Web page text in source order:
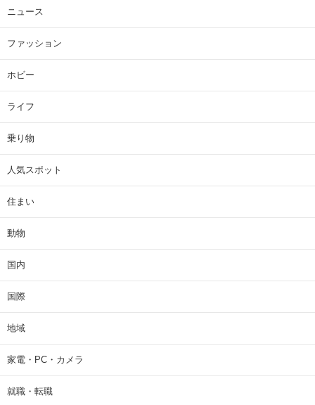
ニュース
ファッション
ホビー
ライフ
乗り物
人気スポット
住まい
動物
国内
国際
地域
家電・PC・カメラ
就職・転職